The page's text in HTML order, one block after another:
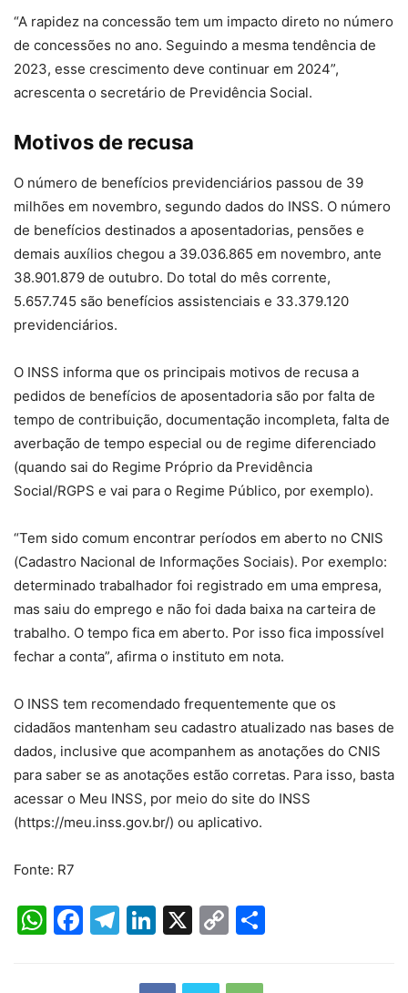
“A rapidez na concessão tem um impacto direto no número
de concessões no ano. Seguindo a mesma tendência de
2023, esse crescimento deve continuar em 2024”,
acrescenta o secretário de Previdência Social.
Motivos de recusa
O número de benefícios previdenciários passou de 39
milhões em novembro, segundo dados do INSS. O número
de benefícios destinados a aposentadorias, pensões e
demais auxílios chegou a 39.036.865 em novembro, ante
38.901.879 de outubro. Do total do mês corrente,
5.657.745 são benefícios assistenciais e 33.379.120
previdenciários.
O INSS informa que os principais motivos de recusa a
pedidos de benefícios de aposentadoria são por falta de
tempo de contribuição, documentação incompleta, falta de
averbação de tempo especial ou de regime diferenciado
(quando sai do Regime Próprio da Previdência
Social/RGPS e vai para o Regime Público, por exemplo).
“Tem sido comum encontrar períodos em aberto no CNIS
(Cadastro Nacional de Informações Sociais). Por exemplo:
determinado trabalhador foi registrado em uma empresa,
mas saiu do emprego e não foi dada baixa na carteira de
trabalho. O tempo fica em aberto. Por isso fica impossível
fechar a conta”, afirma o instituto em nota.
O INSS tem recomendado frequentemente que os
cidadãos mantenham seu cadastro atualizado nas bases de
dados, inclusive que acompanhem as anotações do CNIS
para saber se as anotações estão corretas. Para isso, basta
acessar o Meu INSS, por meio do site do INSS
(https://meu.inss.gov.br/) ou aplicativo.
Fonte: R7
WhatsApp
Facebook
Telegram
LinkedIn
X
Copy